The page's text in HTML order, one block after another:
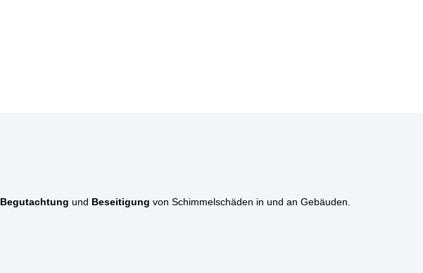
Begutachtung und Beseitigung von Schimmelschäden in und an Gebäuden.